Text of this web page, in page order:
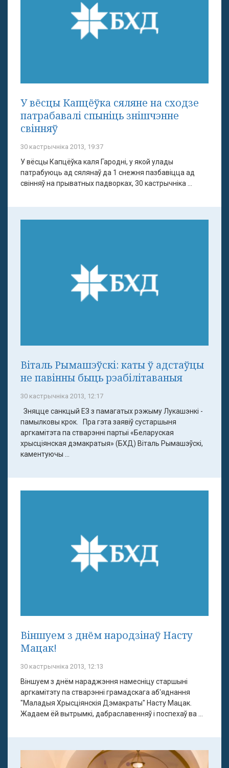
У вёсцы Капцёўка сяляне на сходзе
патрабавалі спыніць знішчэнне
свінняў
30 кастрычніка 2013, 19:37
У вёсцы Капцёўка каля Гародні, у якой улады
патрабуюць ад сялянаў да 1 снежня пазбавіцца ад
свінняў на прыватных падворках, 30 кастрычніка ...
Віталь Рымашэўскі: каты ў адстаўцы
не павінны быць рэабілітаваныя
30 кастрычніка 2013, 12:17
Зняцце санкцый ЕЗ з памагатых рэжыму Лукашэнкі -
памылковы крок. Пра гэта заявіў сустаршыня
аргкамітэта па стварэнні партыі «Беларуская
хрысціянская дэмакратыя» (БХД) Віталь Рымашэўскі,
каментуючы ...
Віншуем з днём народзінаў Насту
Мацак!
30 кастрычніка 2013, 12:13
Віншуем з днём нараджэння намесніцу старшыні
аргкамітэту па стварэнні грамадскага аб'яднання
"Маладыя Хрысціянскія Дэмакраты" Насту Мацак.
Жадаем ёй вытрымкі, дабраславенняў і поспехаў ва ...